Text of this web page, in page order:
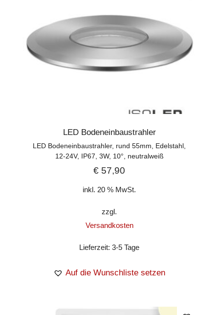
LED Bodeneinbaustrahler
LED Bodeneinbaustrahler, rund 55mm, Edelstahl,
12-24V, IP67, 3W, 10°, neutralweiß
€ 57,90
inkl. 20 % MwSt.
zzgl.
Versandkosten
Lieferzeit:3-5 Tage
Auf die Wunschliste setzen